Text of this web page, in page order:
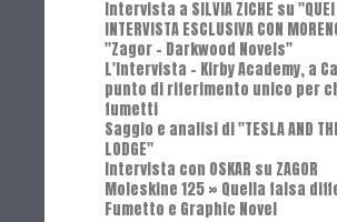
Intervista a SILVIA ZICHE su "QUEI
INTERVISTA ESCLUSIVA CON
"Zagor - Darkwood Novels"
L'Intervista - Kirby Academy, a
punto di riferimento unico per
fumetti
Saggio e analisi di "TESLA AND
LODGE"
Intervista con OSKAR su ZAGOR
Moleskine 125 » Quella falsa
Fumetto e Graphic Novel